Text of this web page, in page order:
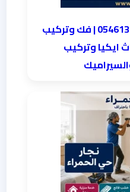
نجار الشبيكة بمكة 0546138860⁩ | فك وتركيب
ايكيا وتركيب